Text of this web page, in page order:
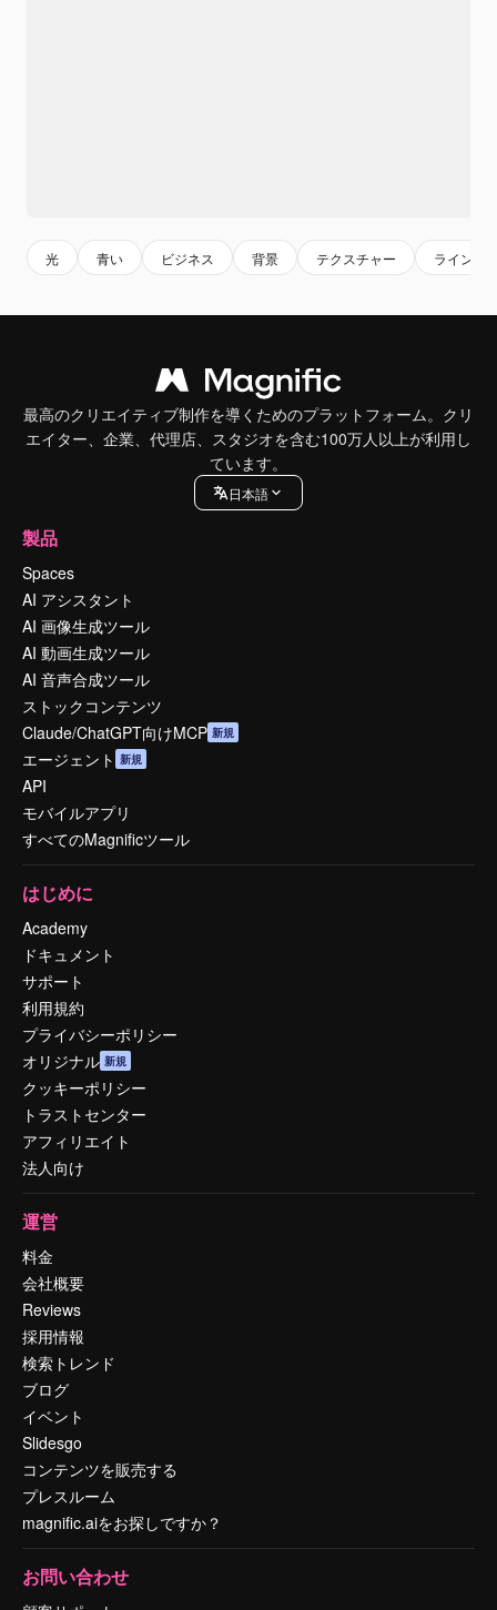
光 青い ビジネス 背景 テクスチャー ライン
最高のクリエイティブ制作を導くためのプラットフォーム。クリ
エイター、企業、代理店、スタジオを含む100万人以上が利用し
ています。
日本語
製品
Spaces
AI アシスタント
AI 画像生成ツール
AI 動画生成ツール
AI 音声合成ツール
ストックコンテンツ
Claude/ChatGPT向けMCP 新規
エージェント 新規
API
モバイルアプリ
すべてのMagnificツール
はじめに
Academy
ドキュメント
サポート
利用規約
プライバシーポリシー
オリジナル 新規
クッキーポリシー
トラストセンター
アフィリエイト
法人向け
運営
料金
会社概要
Reviews
採用情報
検索トレンド
ブログ
イベント
Slidesgo
コンテンツを販売する
プレスルーム
magnific.aiをお探しですか？
お問い合わせ